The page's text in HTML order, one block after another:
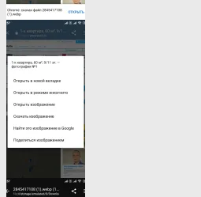
Полная
версия
Авито
Скачивание